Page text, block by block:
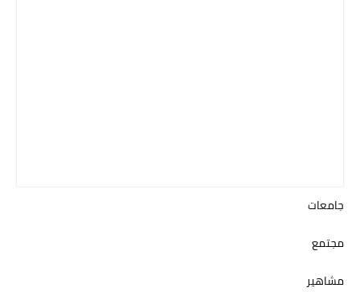
جامعات
مجتمع
مشاهير